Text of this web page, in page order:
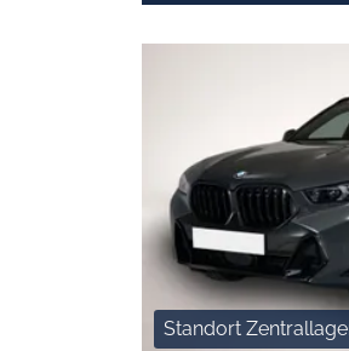
Standort